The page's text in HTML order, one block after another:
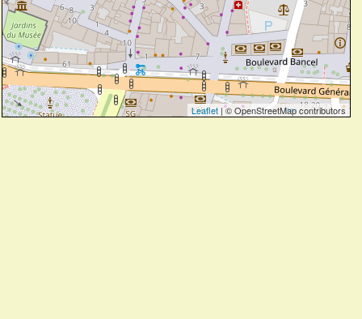
Leaflet | © OpenStreetMap contributors